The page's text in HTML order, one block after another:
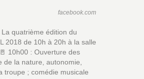
facebook.com
quatrième édition du
2018 de 10h à 20h à la salle
10h00 : Ouverture des
la nature, autonomie,
troupe ; comédie musicale